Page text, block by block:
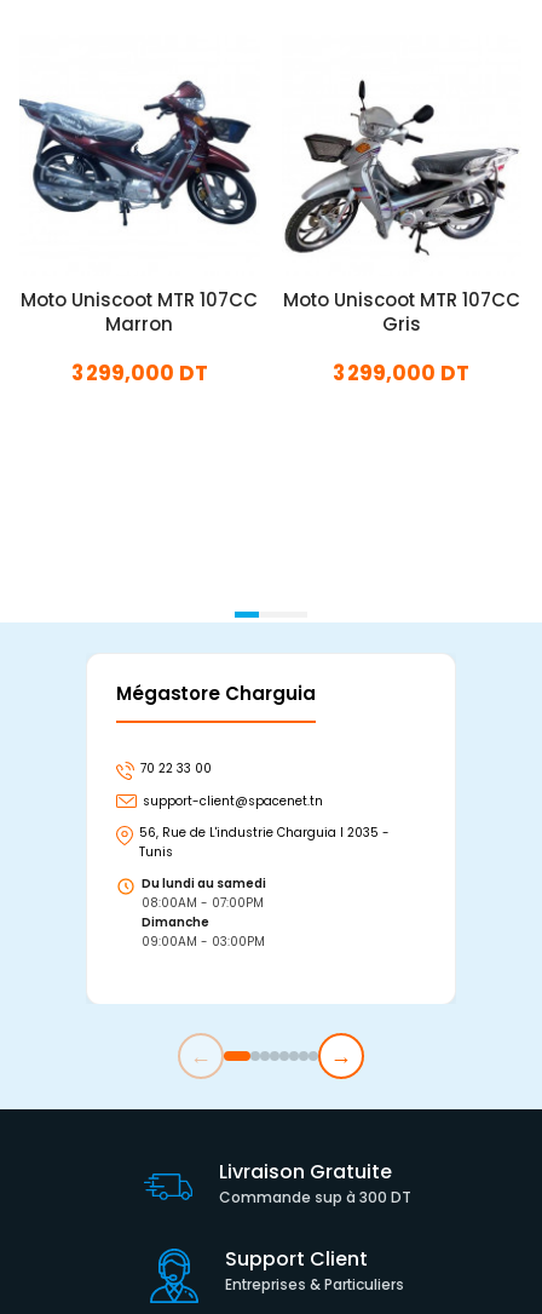
Moto Uniscoot MTR 107CC
Marron
3 299,000 DT
Moto Uniscoot MTR 107CC
Gris
3 299,000 DT
Mégastore Charguia
70 22 33 00
support-client@spacenet.tn
56, Rue de L'industrie Charguia I 2035 -
Tunis
Du lundi au samedi
08:00AM - 07:00PM
Dimanche
09:00AM - 03:00PM
← →
Livraison Gratuite
Commande sup à 300 DT
Support Client
Entreprises & Particuliers